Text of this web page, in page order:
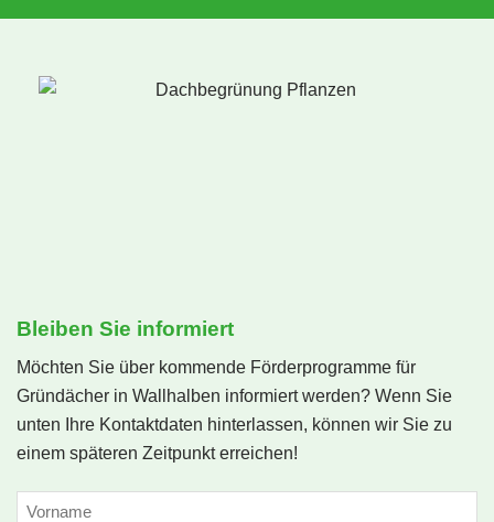
Bleiben Sie informiert
Möchten Sie über kommende Förderprogramme für
Gründächer in Wallhalben informiert werden? Wenn Sie
unten Ihre Kontaktdaten hinterlassen, können wir Sie zu
einem späteren Zeitpunkt erreichen!
NAME